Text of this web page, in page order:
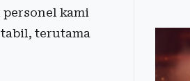
kami
terutama